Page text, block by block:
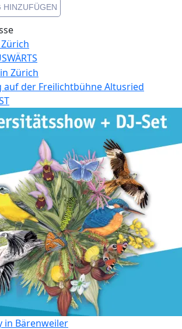
HINZUFÜGEN
auf der Freilichtbühne Altusried
in Bärenweiler